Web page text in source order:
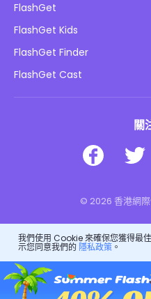
隱私政策
廣告政策
不要出售我的資訊
部落格
兒童在線安全
下載
FlashGet
FlashGet Kids
FlashGet Finder
FlashGet Cast
關
© 2026 香港網際
我們使用 Cookie 來確保您獲得最
示您同意我們的 隱私政策。